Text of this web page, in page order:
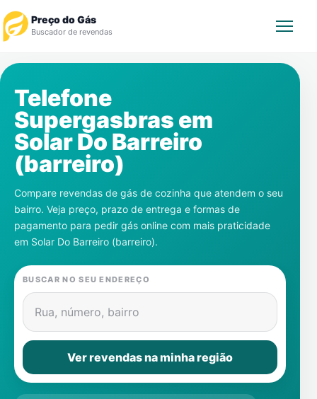
Preço do Gás
Buscador de revendas
Revendedor
Notícias
Cadastre-se
Gás
Telefone
Supergasbras em
Solar Do Barreiro
(barreiro)
Compare revendas de gás de cozinha que atendem o seu
bairro. Veja preço, prazo de entrega e formas de
pagamento para pedir gás online com mais praticidade
em Solar Do Barreiro (barreiro).
BUSCAR NO SEU ENDEREÇO
Rua, número, bairro
Ver revendas na minha região